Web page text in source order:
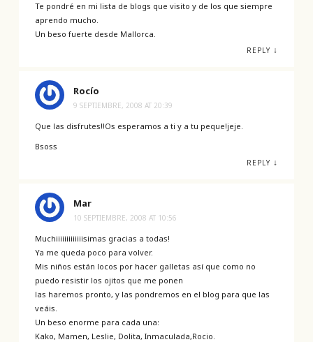
Te pondré en mi lista de blogs que visito y de los que siempre
aprendo mucho.
Un beso fuerte desde Mallorca.
REPLY ↓
Rocío
9 SEPTIEMBRE, 2008 AT 20:39
Que las disfrutes!!Os esperamos a ti y a tu peque!jeje.
Bsoss
REPLY ↓
Mar
10 SEPTIEMBRE, 2008 AT 10:56
Muchiiiiiiiiiiiiisimas gracias a todas!
Ya me queda poco para volver.
Mis niños están locos por hacer galletas así que como no
puedo resistir los ojitos que me ponen
las haremos pronto, y las pondremos en el blog para que las
veáis.
Un beso enorme para cada una:
Kako, Mamen, Leslie, Dolita, Inmaculada,Rocio.